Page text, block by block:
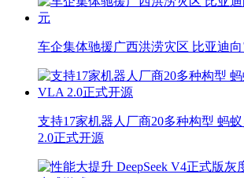
车企集体驰援广西洪涝灾区 比亚迪
支持17家机器人厂商20多种构型 蚂
2.0正式开源